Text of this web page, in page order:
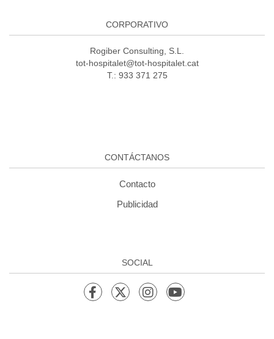
CORPORATIVO
Rogiber Consulting, S.L.
tot-hospitalet@tot-hospitalet.cat
T.: 933 371 275
CONTÁCTANOS
Contacto
Publicidad
SOCIAL